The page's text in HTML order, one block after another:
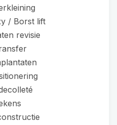
/ Borst lift
revisie